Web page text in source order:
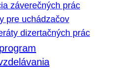
záverečných prác
pre uchádzačov
dizertačných prác